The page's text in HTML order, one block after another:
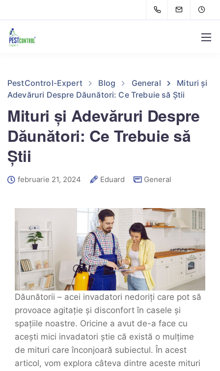
PestControl-Expert Blog General
Mituri și
Adevăruri Despre Dăunători: Ce Trebuie să Știi
Mituri și Adevăruri Despre
Dăunători: Ce Trebuie să
Știi
februarie 21, 2024 Eduard General
Dăunătorii – acei invadatori nedoriți care pot să
provoace agitație și disconfort în casele și
spațiile noastre. Oricine a avut de-a face cu
acești mici invadatori știe că există o mulțime
de mituri care înconjoară subiectul. În acest
articol, vom explora câteva dintre aceste mituri